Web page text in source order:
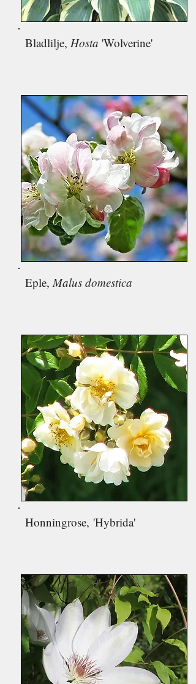
Bladlilje, Hosta 'Wolverine'
Eple,Malus domestica
Honningrose, 'Hybrida'